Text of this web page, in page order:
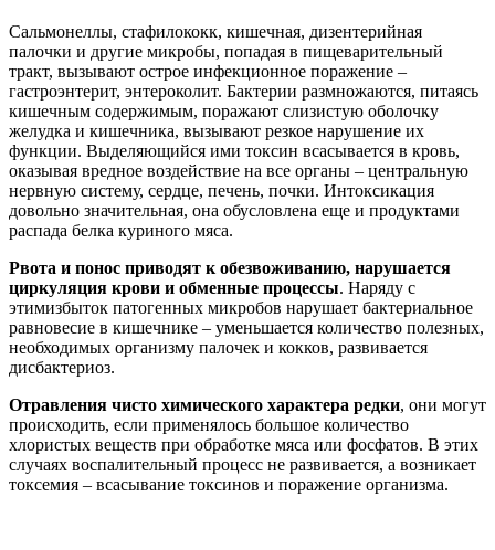
Сальмонеллы, стафилококк, кишечная, дизентерийная
палочки и другие микробы, попадая в пищеварительный
тракт, вызывают острое инфекционное поражение –
гастроэнтерит, энтероколит. Бактерии размножаются, питаясь
кишечным содержимым, поражают слизистую оболочку
желудка и кишечника, вызывают резкое нарушение их
функции. Выделяющийся ими токсин всасывается в кровь,
оказывая вредное воздействие на все органы – центральную
нервную систему, сердце, печень, почки. Интоксикация
довольно значительная, она обусловлена еще и продуктами
распада белка куриного мяса.
Рвота и понос приводят к обезвоживанию, нарушается
циркуляция крови и обменные процессы. Наряду с
этимизбыток патогенных микробов нарушает бактериальное
равновесие в кишечнике – уменьшается количество полезных,
необходимых организму палочек и кокков, развивается
дисбактериоз.
Отравления чисто химического характера редки, они могут
происходить, если применялось большое количество
хлористых веществ при обработке мяса или фосфатов. В этих
случаях воспалительный процесс не развивается, а возникает
токсемия – всасывание токсинов и поражение организма.